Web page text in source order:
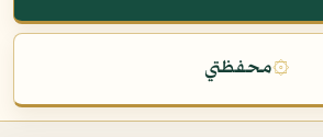
۞محفظتي